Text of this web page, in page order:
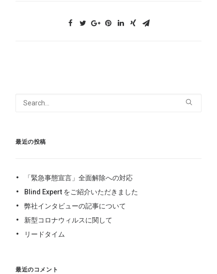
最近の投稿
「緊急事態宣言」全面解除への対応
Blind Expert をご紹介いただきました
弊社インタビューの記事について
新型コロナウィルスに関して
リードタイム
最近のコメント